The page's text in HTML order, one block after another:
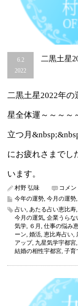
6.2
2022
二黒土星
二黒土星2022年
星全体運～～～～
立つ月
にお疲れさまでし
います。
村野 弘味
二
黒
星
2022
年
6
月
の
（今
月
の
運
コメ
今年の運勢 今月の運勢
占い あたる占い恵比寿
今月の運気 企業うらな
気学
６月 仕事の悩み
ーン 婚活 恵比寿占い
アップ, 九星気学宇都宮
結婚の相性宇都宮 子育